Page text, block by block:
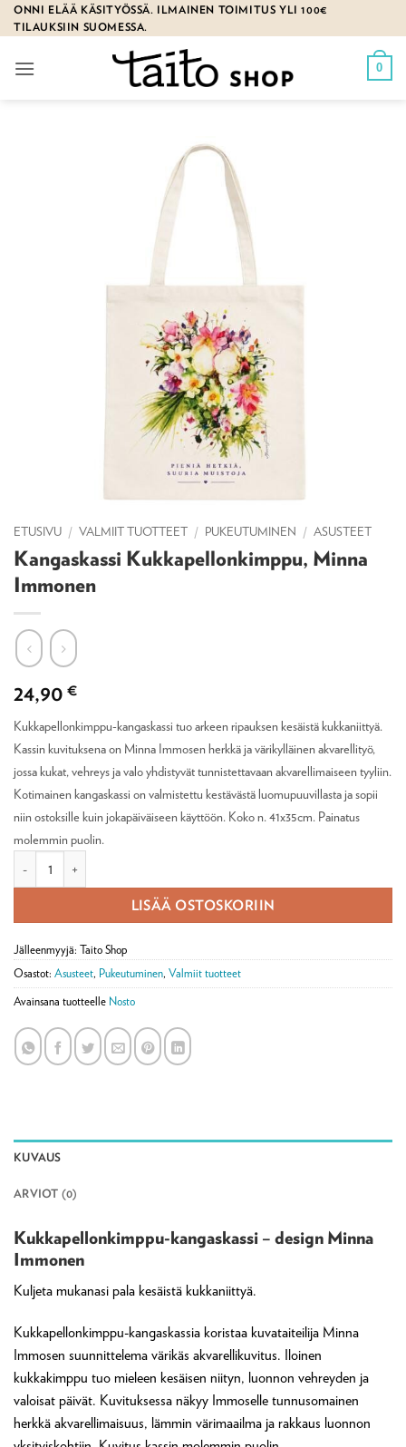
Skip
to
ONNI ELÄÄ KÄSITYÖSSÄ. ILMAINEN TOIMITUS YLI 100€
TILAUKSIIN SUOMESSA.
0
ETUSIVU / VALMIIT TUOTTEET / PUKEUTUMINEN / ASUSTEET
Kangaskassi Kukkapellonkimppu, Minna
Immonen
24,90 €
Kukkapellonkimppu-kangaskassi tuo arkeen ripauksen kesäistä kukkaniittyä.
Kassin kuvituksena on Minna Immosen herkkä ja värikylläinen akvarellityö,
jossa kukat, vehreys ja valo yhdistyvät tunnistettavaan akvarellimaiseen tyyliin.
Kotimainen kangaskassi on valmistettu kestävästä luomupuuvillasta ja sopii
niin ostoksille kuin jokapäiväiseen käyttöön. Koko n. 41x35cm. Painatus
molemmin puolin.
LISÄÄ OSTOSKORIIN
Jälleenmyyjä: Taito Shop
Osastot: Asusteet, Pukeutuminen, Valmiit tuotteet
Avainsana tuotteelle Nosto
KUVAUS
ARVIOT (0)
Kukkapellonkimppu-kangaskassi – design Minna
Immonen
Kuljeta mukanasi pala kesäistä kukkaniittyä.
Kukkapellonkimppu-kangaskassia koristaa kuvataiteilija Minna
Immosen suunnittelema värikäs akvarellikuvitus. Iloinen
kukkakimppu tuo mieleen kesäisen niityn, luonnon vehreyden ja
valoisat päivät. Kuvituksessa näkyy Immoselle tunnusomainen
herkkä akvarellimaisuus, lämmin värimaailma ja rakkaus luonnon